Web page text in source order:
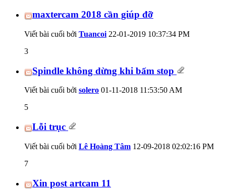
maxtercam 2018 cần giúp đỡ
Viết bài cuối bởi Tuancoi 22-01-2019 10:37:34 PM
3
Spindle không dừng khi bấm stop
Viết bài cuối bởi solero 01-11-2018 11:53:50 AM
5
Lỗi trục
Viết bài cuối bởi Lê Hoàng Tâm 12-09-2018 02:02:16 PM
7
Xin post artcam 11